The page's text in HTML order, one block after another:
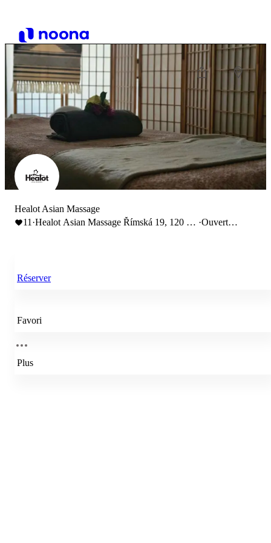
Healot Asian Massage
11 ·Healot Asian Massage Římská 19, 120 00 ·Ouvert
Réserver
Favori
Plus